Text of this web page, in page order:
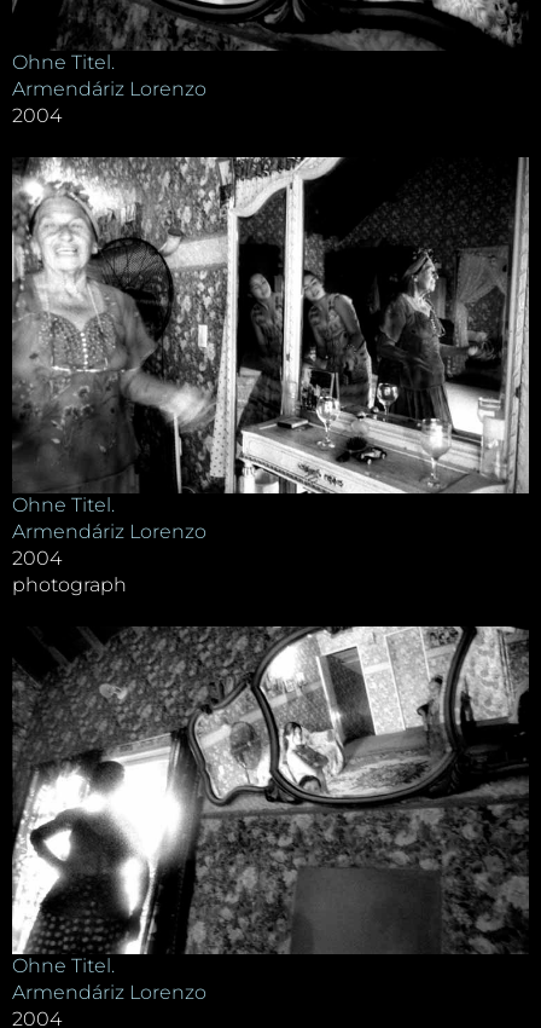
Ohne Titel.
Armendáriz Lorenzo
2004
Ohne Titel.
Armendáriz Lorenzo
2004
photograph
Ohne Titel.
Armendáriz Lorenzo
2004